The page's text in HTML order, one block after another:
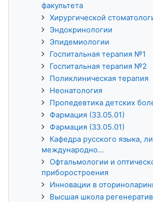
факультета
Хирургической
Эндокринологии
Эпидемиологии
Госпитальная терапия №1
Госпитальная терапия №2
Поликлиническая терапия
Неонатология
Пропедевтика детских
Фармация (33.05.01)
Фармация (33.05.01)
Кафедра русского языка,
международно...
Офтальмологии и
приборостроения
Инновации в
Высшая школа